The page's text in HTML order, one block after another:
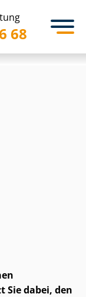
68
Sie dabei, den